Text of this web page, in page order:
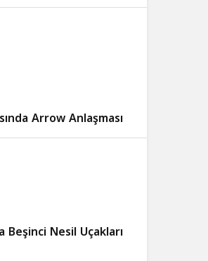
Arrow Anlaşması
Beşinci Nesil Uçakları